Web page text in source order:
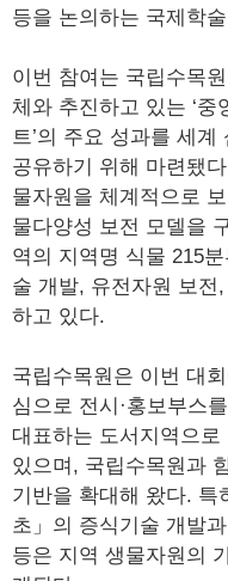
등을 논의하는 국제학
이번 참여는 국립수목
체와 추진하고 있는 ‘
트’의 주요 성과를 세
공유하기 위해 마련됐
물자원을 체계적으로
물다양성 보전 모델을
역의 지역명 식물 215
술 개발, 유전자원 보전
하고 있다.
국립수목원은 이번 대
심으로 전시·홍보부스
대표하는 도서지역으
있으며, 국립수목원과
기반을 확대해 왔다. 특
초」의 증식기술 개발
등은 지역 생물자원의